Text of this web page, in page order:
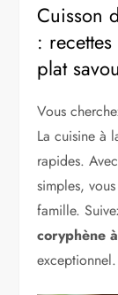
Cuisson
:
plat
Vous
La cuisine à
rapides.
simples,
famille.
coryphène